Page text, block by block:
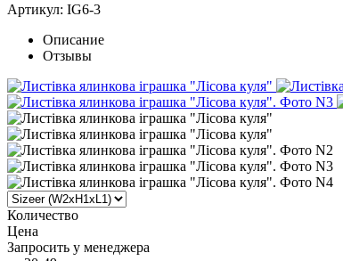
Артикул: IG6-3
Описание
Отзывы
Количество
Цена
Запросить у менеджера